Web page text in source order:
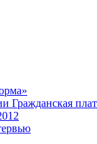
Гражданская